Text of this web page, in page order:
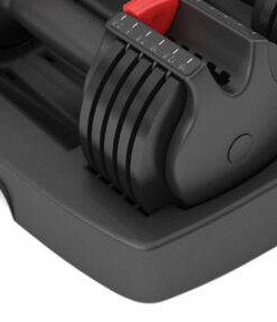
Thang
hồi chức năng
chuyên dụng
Với Cáp
năng
Năng
Tạ Rời
Lực 360
Gym